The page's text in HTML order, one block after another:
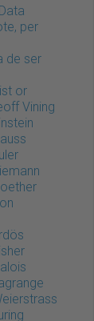
per
de ser
or
Vining